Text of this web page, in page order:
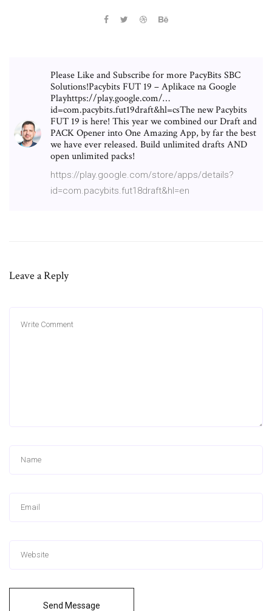
Please Like and Subscribe for more PacyBits SBC
Solutions!Pacybits FUT 19 – Aplikace na Google
Playhttps://play.google.com/…
id=com.pacybits.fut19draft&hl=csThe new Pacybits
FUT 19 is here! This year we combined our Draft and
PACK Opener into One Amazing App, by far the best
we have ever released. Build unlimited drafts AND
open unlimited packs!
https://play.google.com/store/apps/details?
id=com.pacybits.fut18draft&hl=en
Leave a Reply
Send Message